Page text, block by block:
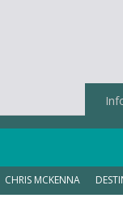
CHRIS MCKENNA